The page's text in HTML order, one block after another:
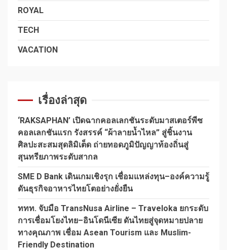
ROYAL
TECH
VACATION
เรื่องล่าสุด
‘RAKSAPHAN’ เปิดฉากคอลเลกชันระดับมาสเตอร์พีซ
คอลเลกชันแรก รังสรรค์ “ผ้าลายน้ำไหล” สู่ชิ้นงาน
ศิลปะสะสมสุดลิมิเต็ด ถ่ายทอดภูมิปัญญาท้องถิ่นสู่
สุนทรียภาพระดับสากล
SME D Bank เดินเกมเชิงรุก เชื่อมแหล่งทุน–องค์ความรู้
ดันธุรกิจอาหารไทยโตอย่างยั่งยืน
ททท. จับมือ TransNusa Airline – Traveloka ยกระดับ
การเชื่อมโยงไทย–อินโดนีเซีย ดันไทยสู่จุดหมายปลาย
ทางคุณภาพ เชื่อม Asean Tourism และ Muslim-
Friendly Destination